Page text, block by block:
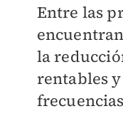
Entre las
la
rentables